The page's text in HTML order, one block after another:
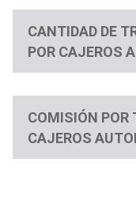
CANTIDAD DE
POR CAJEROS
COMISIÓN POR
CAJEROS